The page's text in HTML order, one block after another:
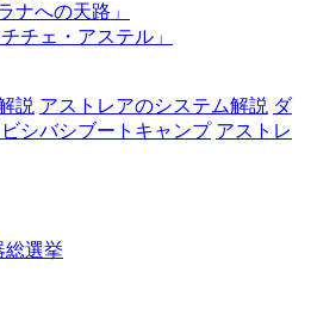
ナへの天路」
チェ・アステル」
説 アストレアのシステム解説 ダ
シバシブートキャンプ アストレ
総選挙